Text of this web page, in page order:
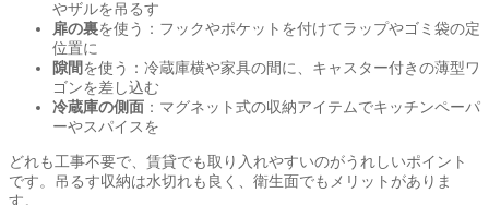
やザルを吊るす
扉の裏を使う：フックやポケットを付けてラップやゴミ袋の定
位置に
隙間を使う：冷蔵庫横や家具の間に、キャスター付きの薄型ワ
ゴンを差し込む
冷蔵庫の側面 ：マグネット式の収納アイテムでキッチンペーパ
ーやスパイスを
どれも工事不要で、賃貸でも取り入れやすいのがうれしいポイント
です。吊るす収納は水切れも良く、衛生面でもメリットがありま
す。